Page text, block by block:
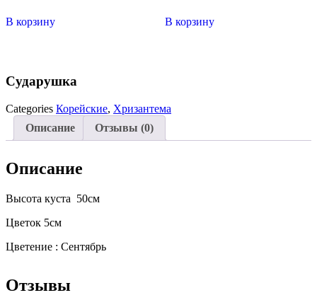
В корзину В корзину
Сударушка
Categories Корейские, Хризантема
Описание
Отзывы (0)
Описание
Высота куста 50см
Цветок 5см
Цветение : Сентябрь
Отзывы